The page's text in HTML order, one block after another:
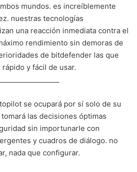
mundos. es increíblemente
nuestras tecnologías
una reacción inmediata contra el
rendimiento sin demoras de
de bitdefender las que
y fácil de usar.
se ocupará por sí solo de su
las decisiones óptimas
sin importunarle con
y cuadros de diálogo. no
nada que configurar.